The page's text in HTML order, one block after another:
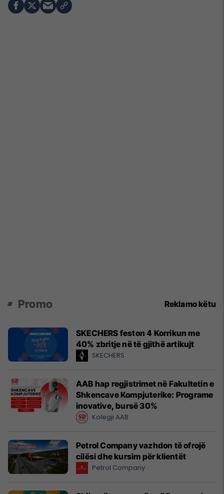
Promo Reklamo këtu
SKECHERS feston 4 Korrikun me
40% zbritje në të gjithë artikujt
SKECHERS
AAB hap regjistrimet në Fakultetin e
Shkencave Kompjuterike: Programe
inovative, bursë 30%
Kolegji AAB
Petrol Company vazhdon të ofrojë
cilësi dhe kursim për klientët
Petrol Company